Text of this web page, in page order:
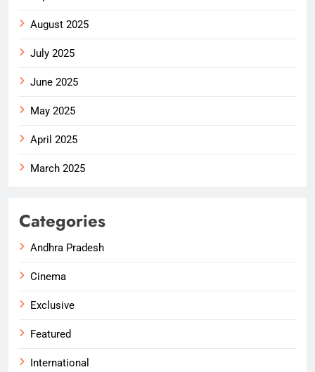
August 2025
July 2025
June 2025
May 2025
April 2025
March 2025
Categories
Andhra Pradesh
Cinema
Exclusive
Featured
International